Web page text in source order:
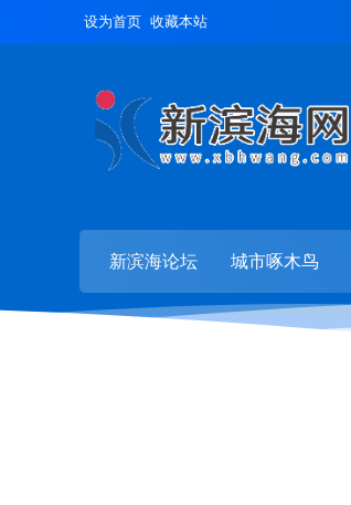
设为首页 收藏本站
新滨海论坛 城市啄木鸟